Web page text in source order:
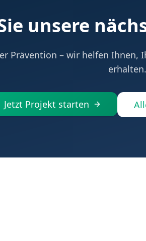
unsere
Prävention – wir helfen Ihnen,
erhalten.
Jetzt Projekt starten